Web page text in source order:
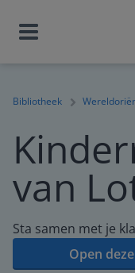
Bibliotheek
van
Sta samen met je
Open